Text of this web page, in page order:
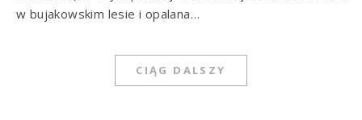
w bujakowskim lesie i opalana…
CIĄG DALSZY